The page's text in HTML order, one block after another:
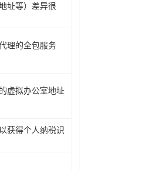
址等）差异很
理的全包服务
虚拟办公室地址
获得个人纳税识